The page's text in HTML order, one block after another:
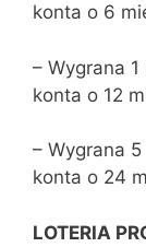
konta o 6
– Wygrana
konta o 12
– Wygrana
konta o 24
LOTERIA